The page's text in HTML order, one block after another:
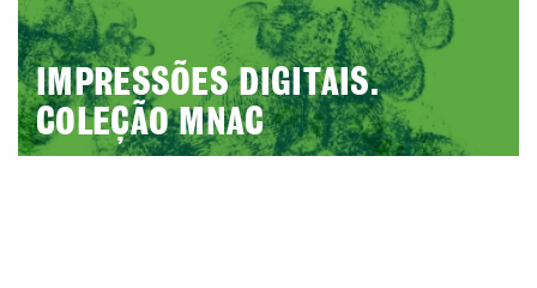
IMPRESSÕES DIGITAIS.
COLEÇÃO MNAC